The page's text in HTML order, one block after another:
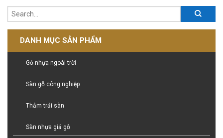
DANH MỤC SẢN PHẨM
Gỗ nhựa ngoài trời
Sàn gỗ công nghiệp
Thảm trải sàn
Sàn nhựa giả gỗ